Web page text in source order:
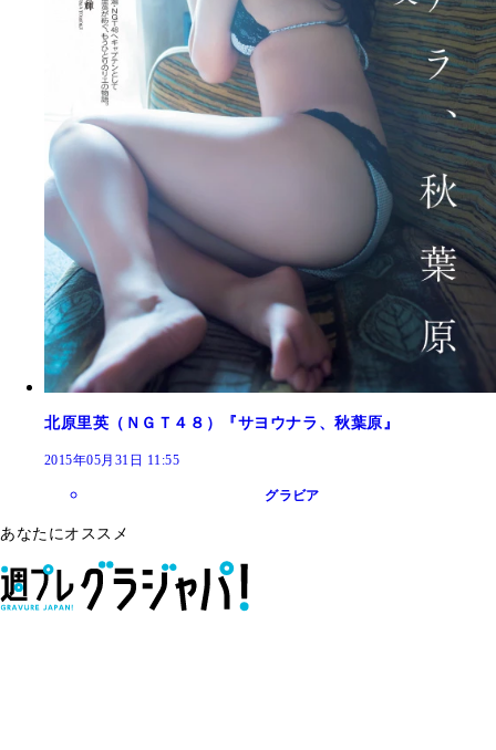
北原里英（ＮＧＴ４８）『サヨウナラ、秋葉原』
2015年05月31日 11:55
グラビア
あなたにオススメ